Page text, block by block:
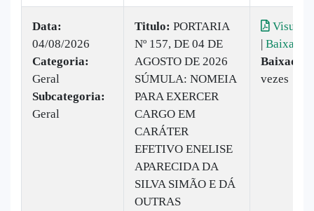
Data:
04/08/2026
Categoria:
Geral
Subcategoria:
Geral
Titulo: PORTARIA
Nº 157, DE 04 DE
AGOSTO DE 2026
SÚMULA: NOMEIA
PARA EXERCER
CARGO EM
CARÁTER
EFETIVO ENELISE
APARECIDA DA
SILVA SIMÃO E DÁ
OUTRAS
| Baixar
Baixado:
vezes